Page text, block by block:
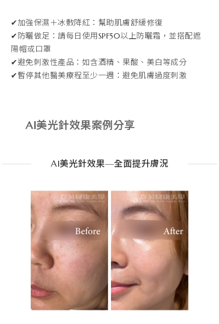
✔加強保濕＋冰敷降紅：幫助肌膚舒緩修復
✔防曬做足：請每日使用SPF50以上防曬霜，並搭配遮
陽帽或口罩
✔避免刺激性產品：如含酒精、果酸、美白等成分
✔暫停其他醫美療程至少一週：避免肌膚過度刺激
AI美光針效果案例分享
AI美光針效果—全面提升膚況